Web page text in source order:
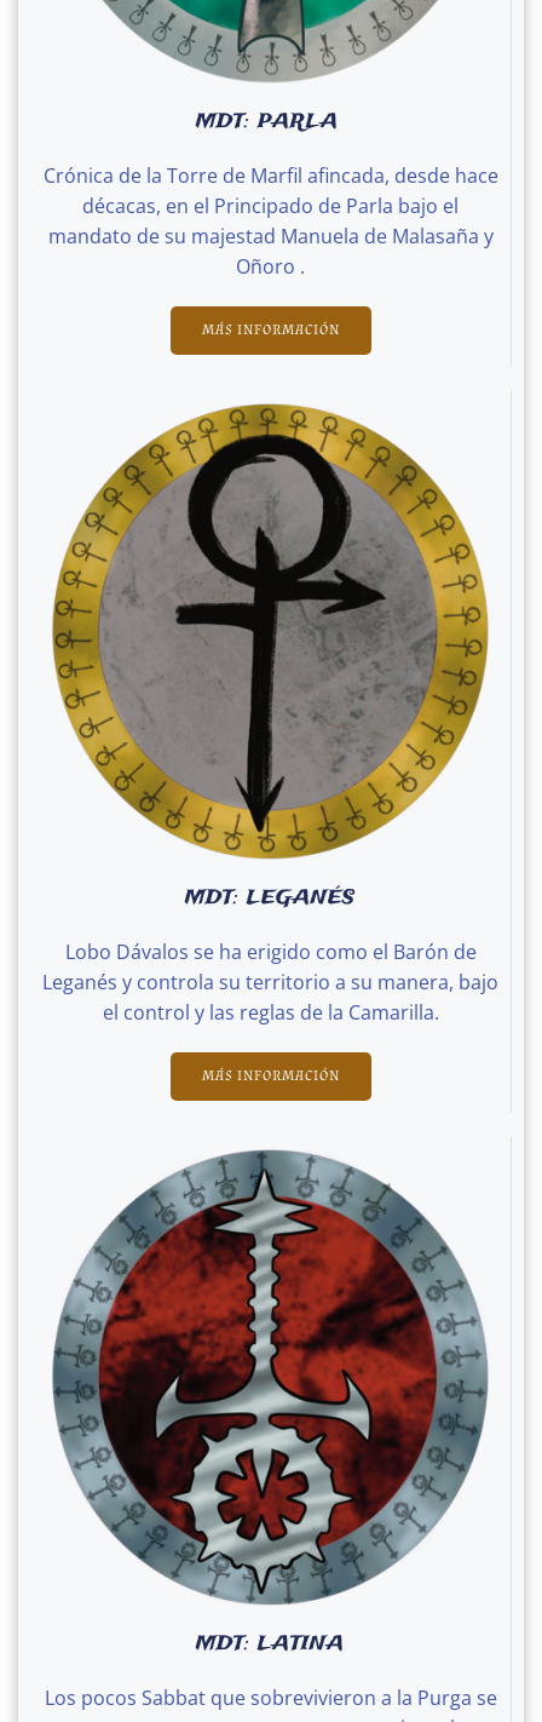
MDT: PARLA
Crónica de la Torre de Marfil afincada, desde hace
décacas, en el Principado de Parla bajo el
mandato de su majestad Manuela de Malasaña y
Oñoro .
MÁS INFORMACIÓN
MDT: LEGANÉS
Lobo Dávalos se ha erigido como el Barón de
Leganés y controla su territorio a su manera, bajo
el control y las reglas de la Camarilla.
MÁS INFORMACIÓN
MDT: LATINA
Los pocos Sabbat que sobrevivieron a la Purga se